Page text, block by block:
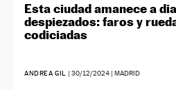
Esta ciudad amanece a
despiezados: faros y
codiciadas
ANDREA GIL | 30/12/2024| MADRID